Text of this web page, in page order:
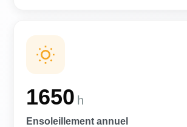
1650 h
Ensoleillement annuel